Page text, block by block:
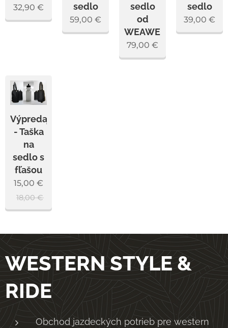
32,90 €
sedlo
59,00 €
sedlo
od
WEAWER
79,00 €
sedlo
39,00 €
Výpredaj
- Taška
na
sedlo s
fľašou
15,00 €
18,00€
WESTERN STYLE &
RIDE
Obchod jazdeckých potrieb pre western